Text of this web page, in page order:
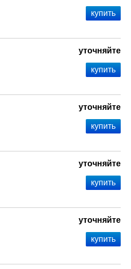
уточняйте
уточняйте
уточняйте
уточняйте